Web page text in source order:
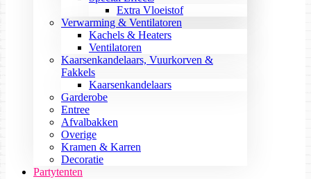
Extra Vloeistof
Verwarming & Ventilatoren
Kachels & Heaters
Ventilatoren
Kaarsenkandelaars, Vuurkorven &
Fakkels
Kaarsenkandelaars
Garderobe
Entree
Afvalbakken
Overige
Kramen & Karren
Decoratie
Partytenten